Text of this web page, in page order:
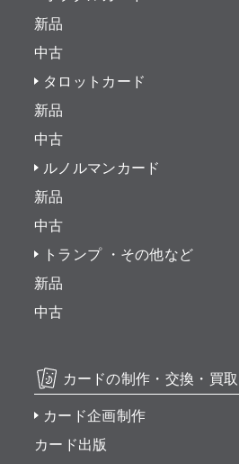
新品
中古
タロットカード
新品
中古
ルノルマンカード
新品
中古
トランプ ・その他など
新品
中古
カードの制作・交換・買取
カード企画制作
カード出版